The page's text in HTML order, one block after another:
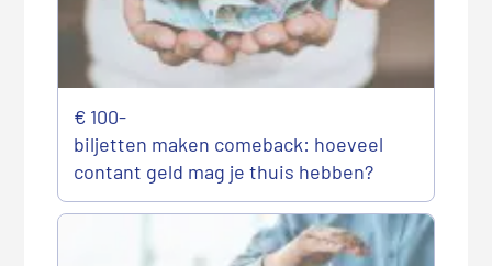
€ 100-
biljetten maken comeback: hoeveel
contant geld mag je thuis hebben?